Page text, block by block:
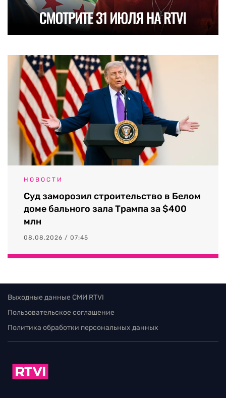
НОВОСТИ
Суд заморозил строительство в Белом
доме бального зала Трампа за $400
млн
08.08.2026 / 07:45
Выходные данные СМИ RTVI
Пользовательское соглашение
Политика обработки персональных данных